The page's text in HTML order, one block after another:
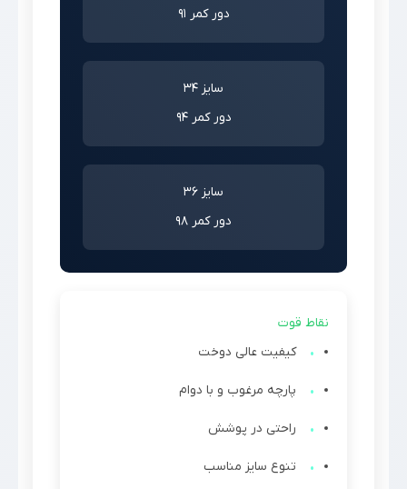
دور کمر 91
سایز 34
دور کمر 94
سایز 36
دور کمر 98
نقاط قوت
کیفیت عالی دوخت
پارچه مرغوب و با دوام
راحتی در پوشش
تنوع سایز مناسب